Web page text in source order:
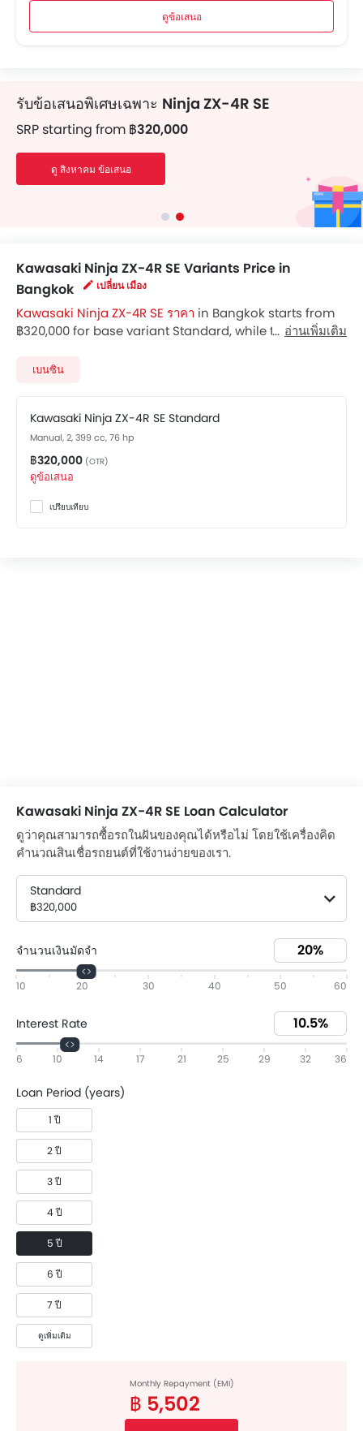
ดูข้อเสนอ
รับข้อเสนอพิเศษเฉพาะ Ninja ZX-4R SE
SRP starting from ฿320,000
ดู สิงหาคม ข้อเสนอ
Kawasaki Ninja ZX-4R SE Variants Price in
Bangkok
เปลี่ยน เมือง
Kawasaki Ninja ZX-4R SE ราคา in Bangkok starts from
฿320,000 for base variant Standard, while the top spec
Ninja ZX-4R SE showroom in Bangkok
อ่านเพิ่มเติม
เบนซิน
Kawasaki Ninja ZX-4R SE Standard
Manual, 2, 399 cc, 76 hp
฿320,000 (OTR)
ดูข้อเสนอ
เปรียบเทียบ
Kawasaki Ninja ZX-4R SE Loan Calculator
ดูว่าคุณสามารถซื้อรถในฝันของคุณได้หรือไม่ โดยใช้เครื่องคิด
คำนวณสินเชื่อรถยนต์ที่ใช้งานง่ายของเรา.
Standard
฿320,000
จำนวนเงินมัดจำ
10 20 30 40 50 60
Interest Rate
6 10 14 17 21 25 29 32 36
Loan Period (years)
1 ปี
2 ปี
3 ปี
4 ปี
5 ปี
6 ปี
7 ปี
ดูเพิ่มเติม
Monthly Repayment (EMI)
฿ 5,502